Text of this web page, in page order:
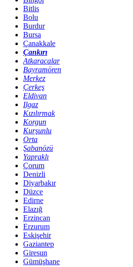
Bitlis
Bolu
Burdur
Bursa
Çanakkale
Çankırı
Atkaracalar
Bayramören
Merkez
Çerkeş
Eldivan
Ilgaz
Kızılırmak
Korgun
Kurşunlu
Orta
Şabanözü
Yapraklı
Çorum
Denizli
Diyarbakır
Düzce
Edirne
Elazığ
Erzincan
Erzurum
Eskişehir
Gaziantep
Giresun
Gümüşhane